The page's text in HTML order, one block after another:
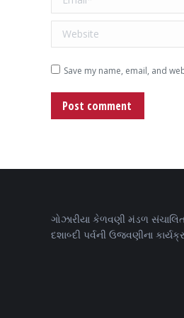
Website
Save my name, email, and
Post comment
ગોઝારીયા કેળવણી મંડળ
દશાબ્દી પર્વની ઉજવણીના